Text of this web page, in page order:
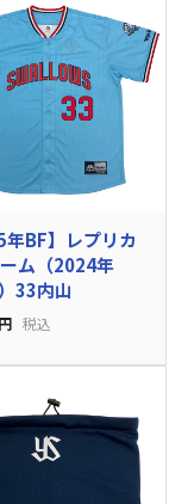
年BF】レプリカ
ム（2024年
33内山
円 税込